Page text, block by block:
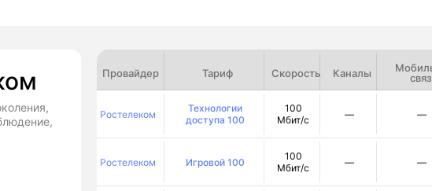
Провайдер Тариф Скорость Каналы
Ростелеком
Технологии
доступа 100
100
Мбит/с
— —
Ростелеком Игровой 100
100
Мбит/с
— —